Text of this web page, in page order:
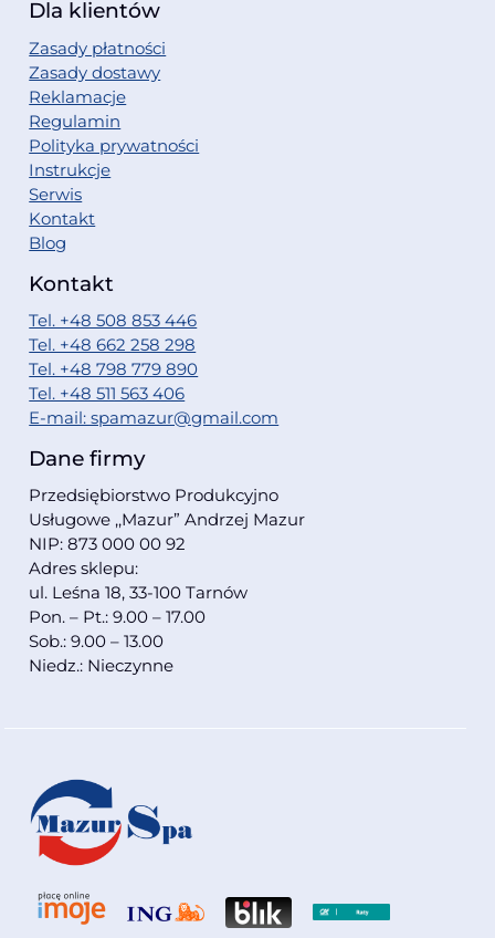
Dla klientów
Zasady płatności
Zasady dostawy
Reklamacje
Regulamin
Polityka prywatności
Instrukcje
Serwis
Kontakt
Blog
Kontakt
Tel. +48 508 853 446
Tel. +48 662 258 298
Tel. +48 798 779 890
Tel. +48 511 563 406
E-mail: spamazur@gmail.com
Dane firmy
Przedsiębiorstwo Produkcyjno
Usługowe ,,Mazur” Andrzej Mazur
NIP: 873 000 00 92
Adres sklepu:
ul. Leśna 18, 33-100 Tarnów
Pon. – Pt.: 9.00 – 17.00
Sob.: 9.00 – 13.00
Niedz.: Nieczynne